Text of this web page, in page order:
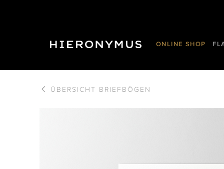
ONLINE SHOP
ÜBERSICHT BRIEFBÖGEN